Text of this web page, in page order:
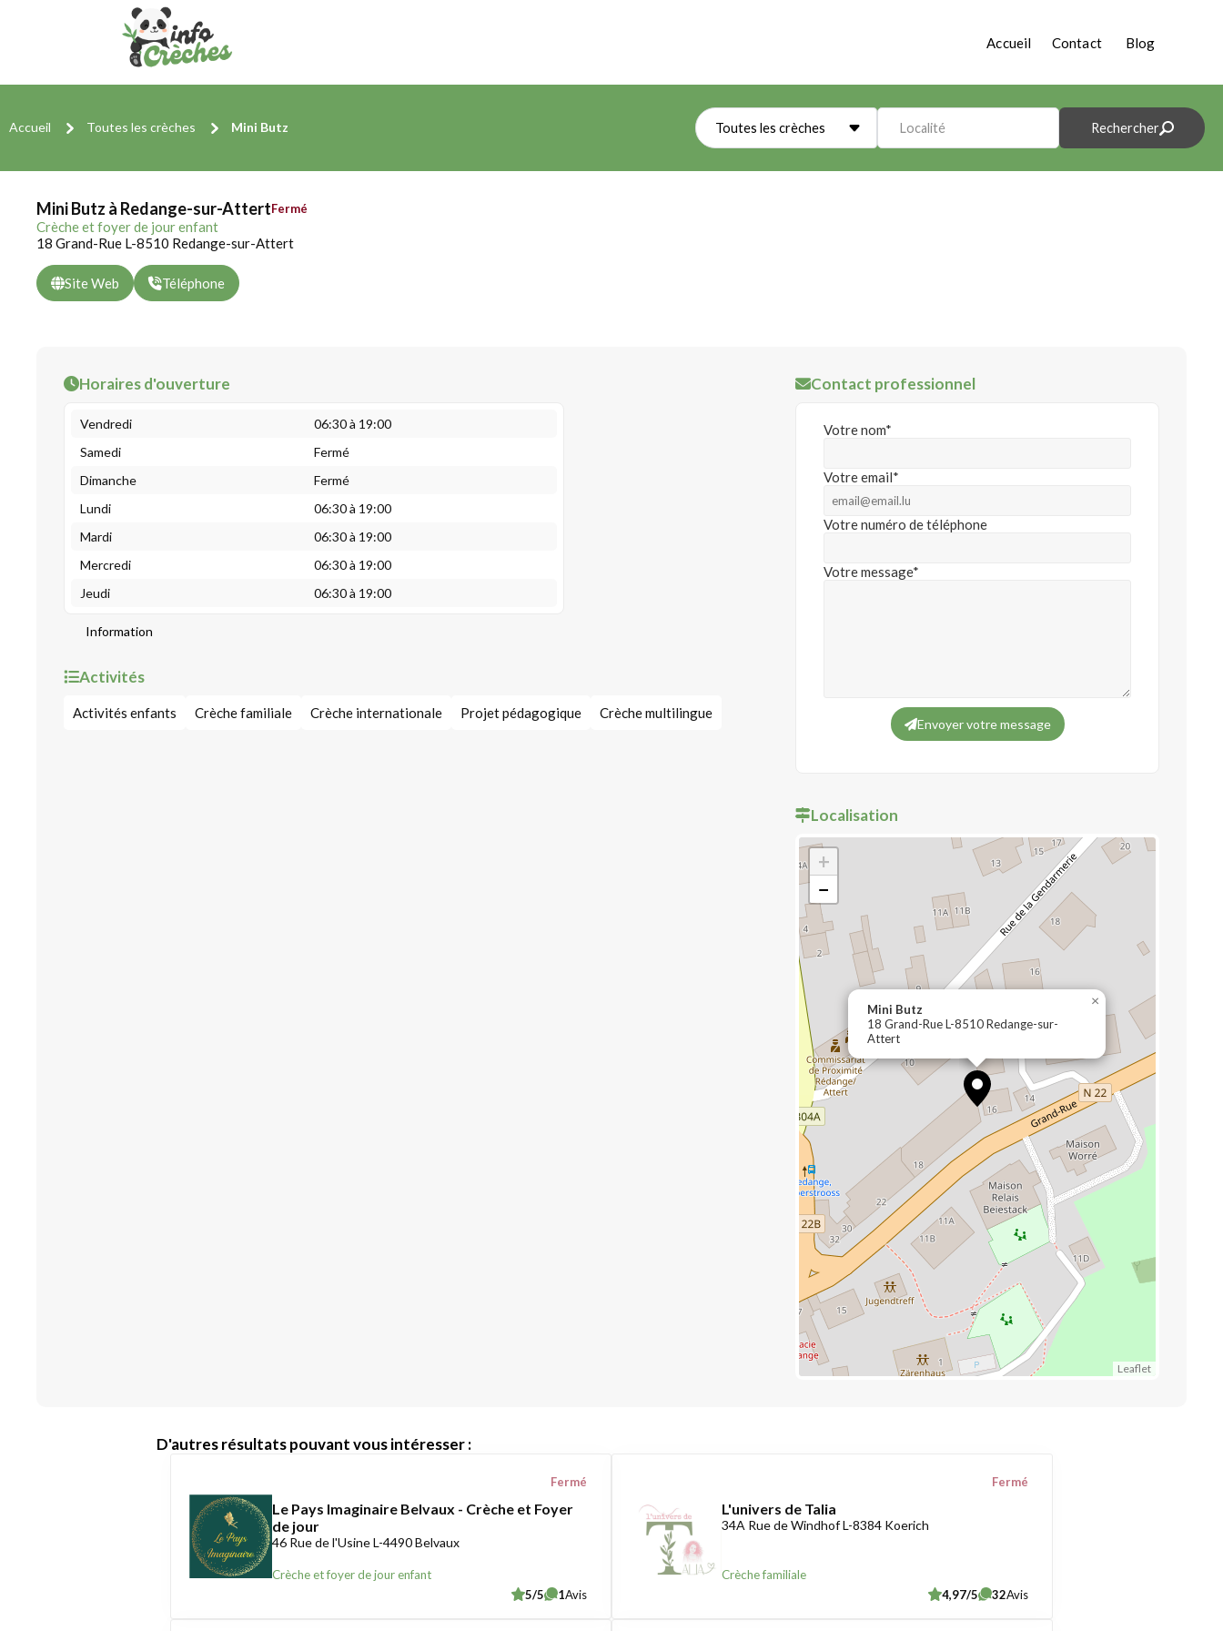
Accueil Contact Blog
Accueil Toutes les crèches Mini Butz Toutes les crèches Localité Rechercher
Mini Butz à Redange-sur-AttertFermé
Crèche et foyer de jour enfant
18 Grand-Rue L-8510 Redange-sur-Attert
Site Web Téléphone
Horaires d'ouverture
Vendredi
06:30 à 19:00
Samedi
Fermé
Dimanche
Fermé
Lundi
06:30 à 19:00
Mardi
06:30 à 19:00
Mercredi
06:30 à 19:00
Jeudi
06:30 à 19:00
Information
Activités
Activités enfants Crèche familiale Crèche internationale Projet pédagogique Crèche multilingue
Contact professionnel
Votre nom*
Votre email*
Votre numéro de téléphone
Votre message*
Envoyer votre message
Localisation
Mini Butz
18 Grand-Rue L-8510 Redange-sur-
Attert
×
+
−
Leaflet
D'autres résultats pouvant vous intéresser :
Le Pays Imaginaire Belvaux - Crèche et Foyer
de jour
46 Rue de l'Usine L-4490 Belvaux
Crèche et foyer de jour enfant
Fermé
5/5 1Avis
L'univers de Talia
34A Rue de Windhof L-8384 Koerich
Crèche familiale
Fermé
4,97/5 32Avis